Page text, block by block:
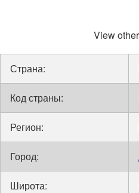
View
Страна:
Код страны:
Регион:
Город:
Широта: